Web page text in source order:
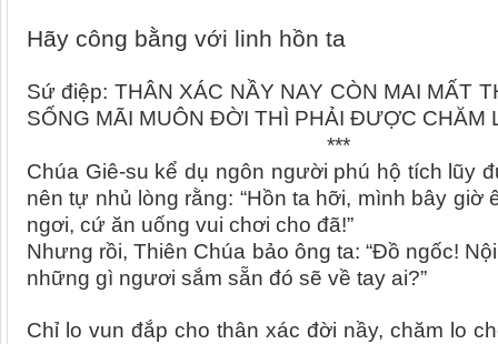
Hãy công bằng với linh hồn ta
Sứ điệp: THÂN XÁC NẦY NAY CÒN MAI MẤT
SỐNG MÃI MUÔN ĐỜI THÌ PHẢI ĐƯỢC CHĂM
***
Chúa Giê-su kể dụ ngôn người phú hộ tích lũy
nên tự nhủ lòng rằng: “Hồn ta hỡi, mình bây
ngơi, cứ ăn uống vui chơi cho đã!”
Nhưng rồi, Thiên Chúa bảo ông ta: “Đồ ngốc!
những gì ngươi sắm sẵn đó sẽ về tay ai?”
Chỉ lo vun đắp cho thân xác đời nầy, chăm lo